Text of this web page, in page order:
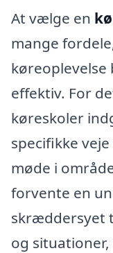
At vælge en
mange
køreoplevelse
effektiv. For
køreskoler
specifikke
møde i
forvente en
skræddersyet
og